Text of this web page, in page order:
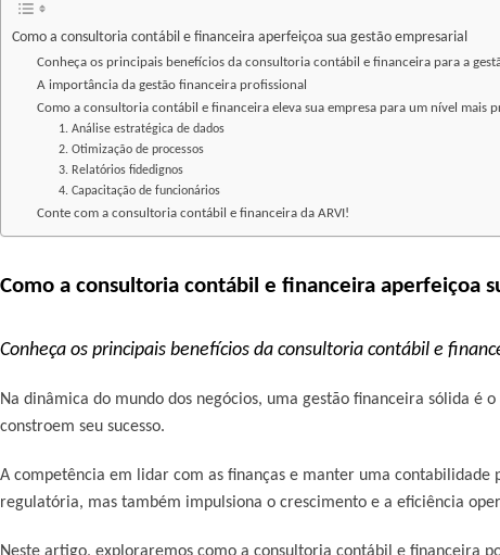
Como a consultoria contábil e financeira aperfeiçoa sua gestão empresarial
Conheça os principais benefícios da consultoria contábil e financeira para a
A importância da gestão financeira profissional
Como a consultoria contábil e financeira eleva sua empresa para um nível mais
1. Análise estratégica de dados
2. Otimização de processos
3. Relatórios fidedignos
4. Capacitação de funcionários
Conte com a consultoria contábil e financeira da ARVI!
Como a consultoria contábil e financeira aperfeiçoa
Conheça os principais benefícios da consultoria contábil e
Na dinâmica do mundo dos negócios, uma gestão financeira sólida é
constroem seu sucesso.
A competência em lidar com as finanças e manter uma contabilidade
regulatória, mas também impulsiona o crescimento e a eficiência